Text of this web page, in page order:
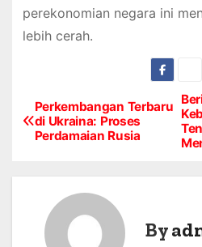
perekonomian negara ini
lebih cerah.
PPerkembangan Terbaru
di Ukraina: Proses
Perdamaian Rusia
By